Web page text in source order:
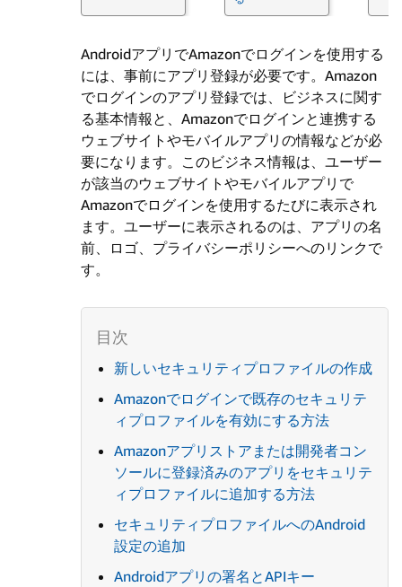
AndroidアプリでAmazonでログインを使用する
には、事前にアプリ登録が必要です。Amazon
でログインのアプリ登録では、ビジネスに関す
る基本情報と、Amazonでログインと連携する
ウェブサイトやモバイルアプリの情報などが必
要になります。このビジネス情報は、ユーザー
が該当のウェブサイトやモバイルアプリで
Amazonでログインを使用するたびに表示され
ます。ユーザーに表示されるのは、アプリの名
前、ロゴ、プライバシーポリシーへのリンクで
す。
新しいセキュリティプロファイルの作成
Amazonでログインで既存のセキュリテ
ィプロファイルを有効にする方法
Amazonアプリストアまたは開発者コン
ソールに登録済みのアプリをセキュリテ
ィプロファイルに追加する方法
セキュリティプロファイルへのAndroid
設定の追加
Androidアプリの署名とAPIキー